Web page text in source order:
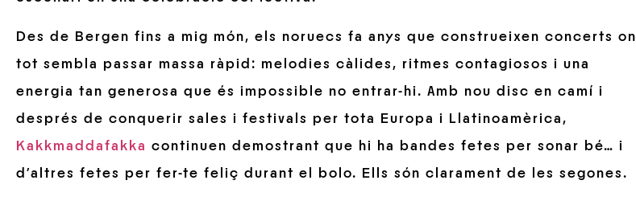
Des de Bergen fins a mig món, els noruecs fa anys que construeixen concerts on
tot sembla passar massa ràpid: melodies càlides, ritmes contagiosos i una
energia tan generosa que és impossible no entrar-hi. Amb nou disc en camí i
després de conquerir sales i festivals per tota Europa i Llatinoamèrica,
Kakkmaddafakka continuen demostrant que hi ha bandes fetes per sonar bé… i
d’altres fetes per fer-te feliç durant el bolo. Ells són clarament de les segones.